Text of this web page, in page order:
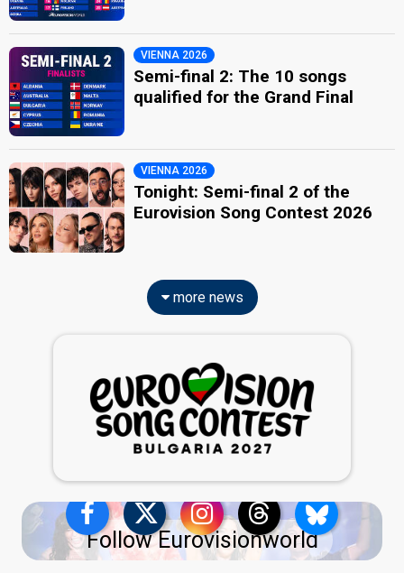
VIENNA 2026
Semi-final 2: The 10 songs
qualified for the Grand Final
VIENNA 2026
Tonight: Semi-final 2 of the
Eurovision Song Contest 2026
more news
Follow Eurovisionworld